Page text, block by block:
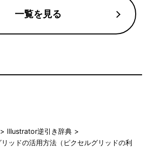
一覧を見る
Illustrator逆引き辞典
ッドの活用方法（ピクセルグリッドの利